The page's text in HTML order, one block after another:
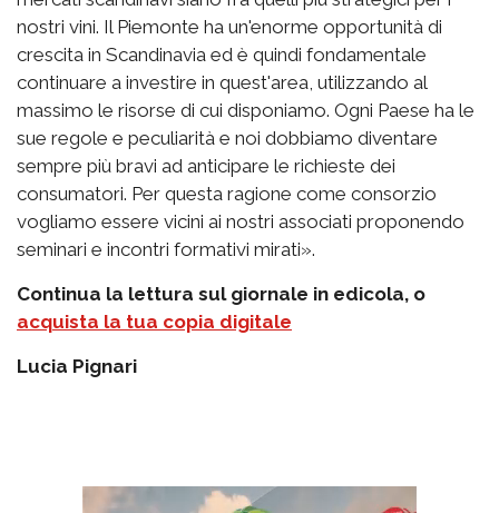
nostri vini. Il Piemonte ha un'enorme opportunità di
crescita in Scandinavia ed è quindi fondamentale
continuare a investire in quest'area, utilizzando al
massimo le risorse di cui disponiamo. Ogni Paese ha le
sue regole e peculiarità e noi dobbiamo diventare
sempre più bravi ad anticipare le richieste dei
consumatori. Per questa ragione come consorzio
vogliamo essere vicini ai nostri associati proponendo
seminari e incontri formativi mirati».
Continua la lettura sul giornale in edicola, o
acquista la tua copia digitale
Lucia Pignari